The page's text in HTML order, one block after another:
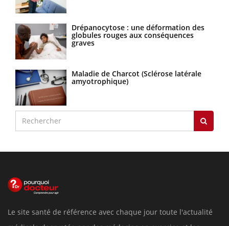
Drépanocytose : une déformation des
globules rouges aux conséquences
graves
Maladie de Charcot (Sclérose latérale
amyotrophique)
Le site santé de référence avec chaque jour toute l'actualité